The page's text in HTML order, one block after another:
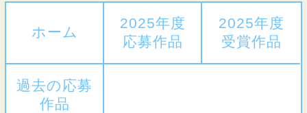
ホーム
2025年度
応募作品
2025年度
受賞作品
過去の応募
作品